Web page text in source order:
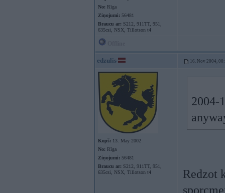
No: Rīga
Ziņojumi: 56481
Braucu ar: S212, 911TT, 951,
635csi, NSX, Tillotson t4
edzulis 16. Nov 2004,
Kopš: 13. May 2002
No: Rīga
Ziņojumi: 56481
Braucu ar: S212, 911TT, 951,
635csi, NSX, Tillotson t4
2004-
Redzot